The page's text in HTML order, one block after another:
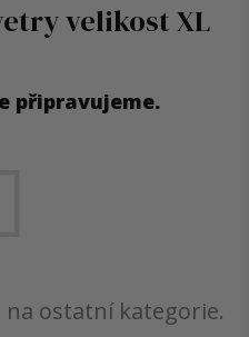
velikost XL
připravujeme.
na ostatní kategorie.